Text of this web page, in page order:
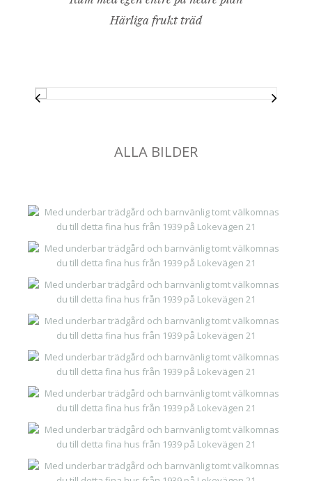
Härliga frukt träd
ALLA BILDER